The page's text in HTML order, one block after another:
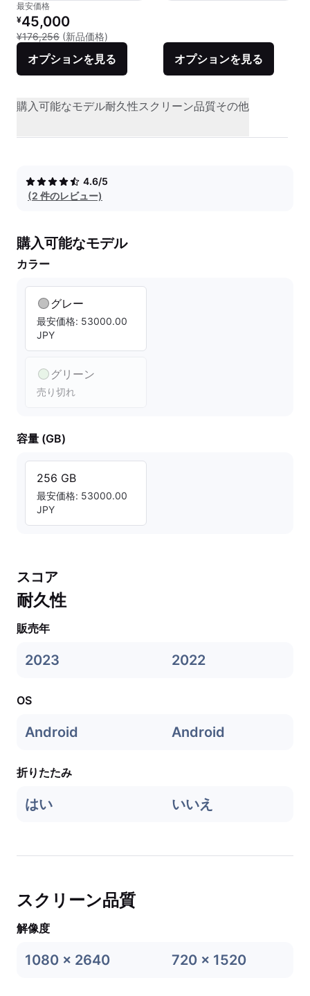
最安価格
リファービッシュ品の価格：
¥45,000
¥176,256 (新品価格)
オプションを見る オプションを見る
購入可能なモデル耐久性スクリーン品質その他
4.6/5
(2 件のレビュー)
購入可能なモデル
カラー
グレー
最安価格: 53000.00
JPY
グリーン
売り切れ
容量 (GB)
256 GB
最安価格: 53000.00
JPY
スコア
耐久性
販売年
2023 2022
OS
Android Android
折りたたみ
はい いいえ
スクリーン品質
解像度
1080 x 2640 720 x 1520